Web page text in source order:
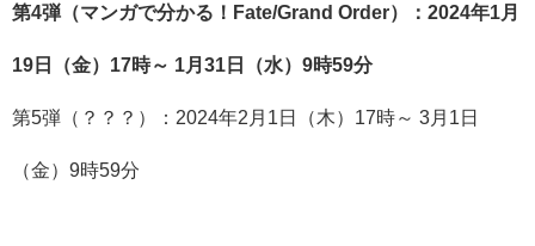
第4弾（マンガで分かる！Fate/Grand Order）：2024年1月
19日（金）17時～ 1月31日（水）9時59分
第5弾（？？？）：2024年2月1日（木）17時～ 3月1日
（金）9時59分